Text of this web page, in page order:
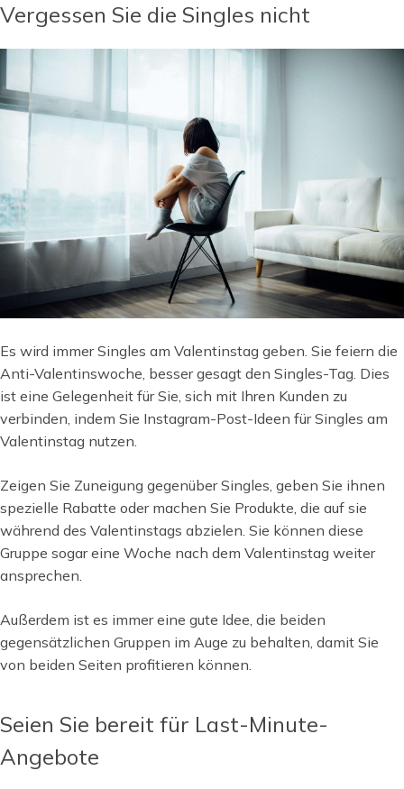
Vergessen Sie die Singles nicht
Es wird immer Singles am Valentinstag geben. Sie feiern die
Anti-Valentinswoche, besser gesagt den Singles-Tag. Dies
ist eine Gelegenheit für Sie, sich mit Ihren Kunden zu
verbinden, indem Sie Instagram-Post-Ideen für Singles am
Valentinstag nutzen.
Zeigen Sie Zuneigung gegenüber Singles, geben Sie ihnen
spezielle Rabatte oder machen Sie Produkte, die auf sie
während des Valentinstags abzielen. Sie können diese
Gruppe sogar eine Woche nach dem Valentinstag weiter
ansprechen.
Außerdem ist es immer eine gute Idee, die beiden
gegensätzlichen Gruppen im Auge zu behalten, damit Sie
von beiden Seiten profitieren können.
Seien Sie bereit für Last-Minute-
Angebote